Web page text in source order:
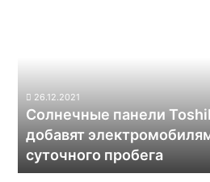
км
суточного
пробега
26.12.2021
Солнечные панели
добавят
суточного пробега